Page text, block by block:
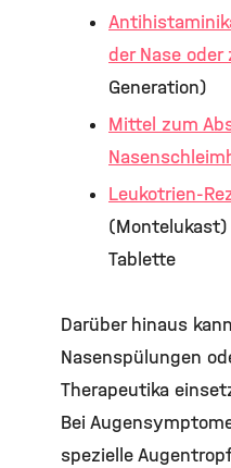
der Nase oder
Generation)
Mittel zum
Leukotrien-
(Montelukast)
Tablette
Darüber hinaus
Nasenspülungen
Therapeutika
Bei
spezielle